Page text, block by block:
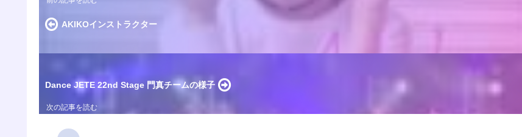
AKIKOインストラクター
Dance JETE 22nd Stage 門真チームの様子